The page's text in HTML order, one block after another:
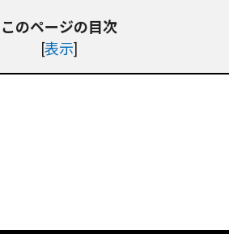
このページの目次
[表示]